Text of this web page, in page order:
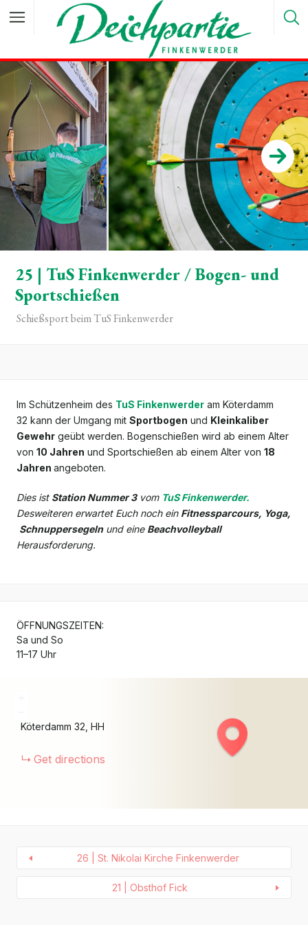
25 | TuS Finkenwerder / Bogen- und
Sportschießen
Schießsport beim TuS Finkenwerder
Im Schützenheim des TuS Finkenwerder am Köterdamm
32 kann der Umgang mit Sportbogen und Kleinkaliber
Gewehr geübt werden. Bogenschießen wird ab einem Alter
von 10 Jahren und Sportschießen ab einem Alter von 18
Jahren angeboten.
Dies ist Station Nummer 3vom TuS Finkenwerder.
Desweiteren erwartet Euch noch ein Fitnessparcours, Yoga,
Schnuppersegelnund eine Beachvolleyball
Herausforderung.
ÖFFNUNGSZEITEN:
Sa und So
11–17 Uhr
Köterdamm 32 HH
Get directions
26 | St. Nikolai Kirche Finkenwerder
21 | Obsthof Fick